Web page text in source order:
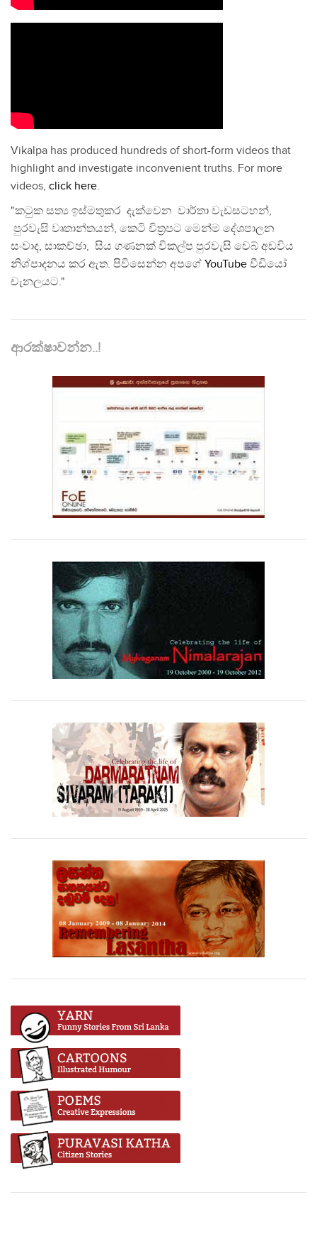
Vikalpa has produced hundreds of short-form videos that
highlight and investigate inconvenient truths. For more
videos, click here.
"කටුක සත්‍ය ඉස්මතුකර දැක්වෙන වාර්තා වැඩසටහන්,
පුරවැසි වෘතාන්තයන්, කෙටි චිත්‍රපට මෙන්ම දේශපාලන
සංවාද, සාකච්ඡා, සිය ගණනක් විකල්ප පුරවැසි වෙබ් අඩවිය
නිශ්පාදනය කර ඇත. පිවිසෙන්න අපගේ YouTube වීඩියෝ
චැනලයට."
ආරක්ෂාවන්න..!